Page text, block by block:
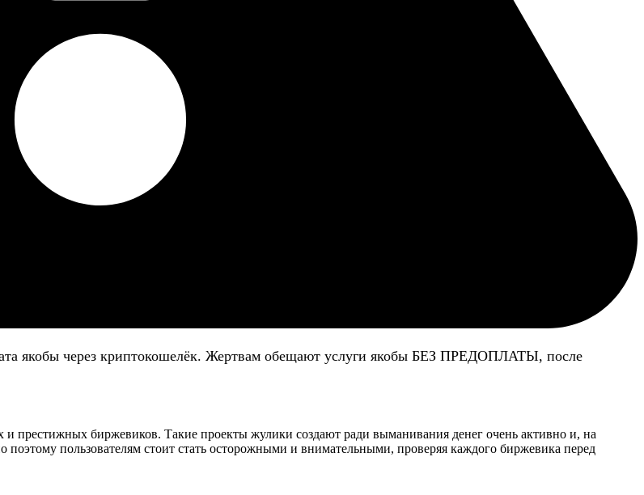
якобы через криптокошелёк. Жертвам обещают услуги якобы БЕЗ ПРЕДОПЛАТЫ, после
престижных биржевиков. Такие проекты жулики создают ради выманивания денег очень активно и, на
пользователям стоит стать осторожными и внимательными, проверяя каждого биржевика перед